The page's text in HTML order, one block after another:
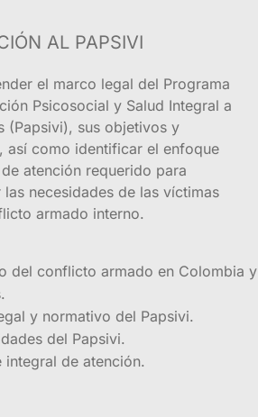
AL PAPSIVI
el marco legal del Programa
Psicosocial y Salud Integral a
(Papsivi), sus objetivos y
así como identificar el enfoque
atención requerido para
necesidades de las víctimas
armado interno.
del conflicto armado en Colombia y
y normativo del Papsivi.
del Papsivi.
integral de atención.